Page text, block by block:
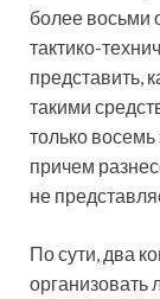
более восьми
тактико-
представить,
такими
только восемь
причем
не
По сути, два
организовать